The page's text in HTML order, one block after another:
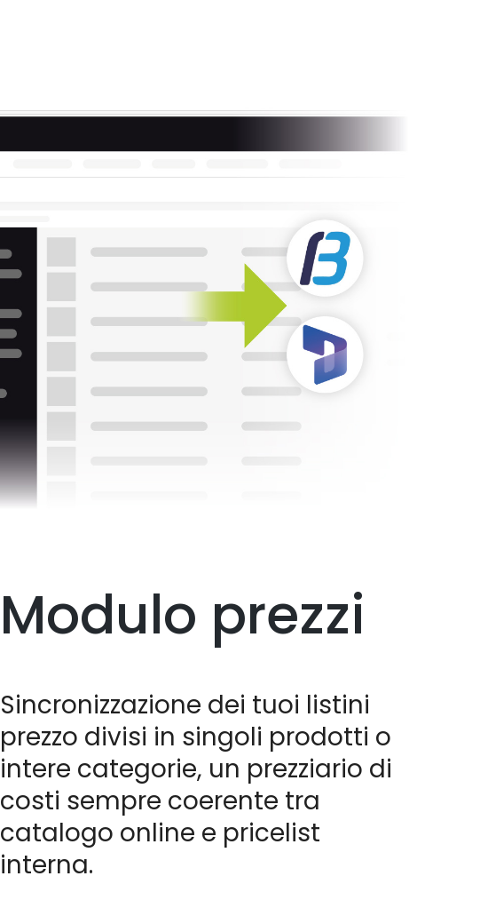
Modulo prezzi
Sincronizzazione dei tuoi listini
prezzo divisi in singoli prodotti o
intere categorie, un prezziario di
costi sempre coerente tra
catalogo online e pricelist
interna.